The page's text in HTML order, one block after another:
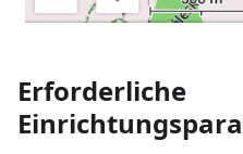
Erforderliche